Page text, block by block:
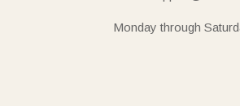
Monday through